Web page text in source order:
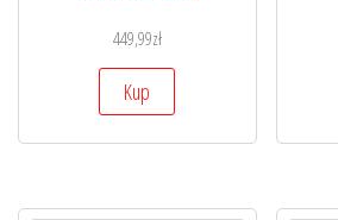
449,99zł
Kup